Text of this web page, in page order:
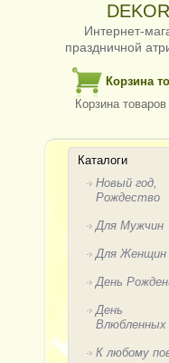
DEKOR
Интернет-
праздничной
Корзина
Корзина
Каталоги
Новый год,
Рождество
Для Мужчин
Для Женщин
День
День
Влюбленных
К любому